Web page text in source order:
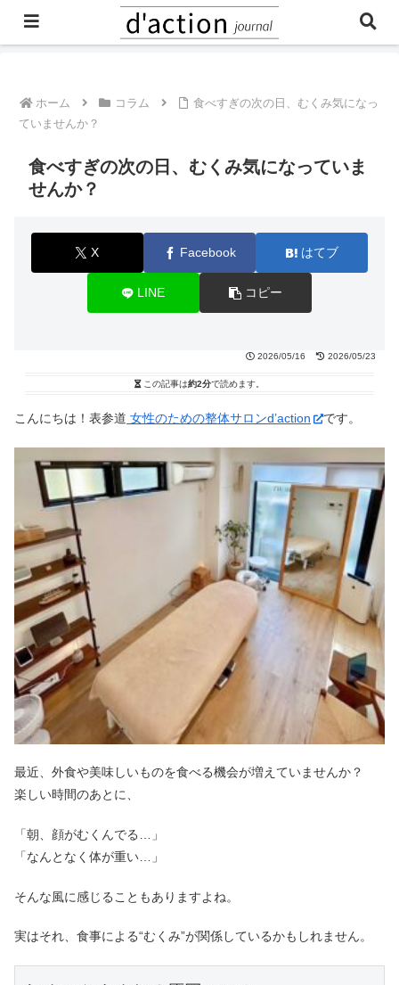
ご予約・お問合せはこちら
ホーム コラム
食べすぎの次の日、むくみ気になっ
ていませんか？
食べすぎの次の日、むくみ気になっていま
せんか？
X Facebook はてブ
LINE コピー
2026/05/16 2026/05/23
この記事は約2分で読めます。
こんにちは！表参道 女性のための整体サロンd’action です。
最近、外食や美味しいものを食べる機会が増えていませんか？
楽しい時間のあとに、
「朝、顔がむくんでる…」
「なんとなく体が重い…」
そんな風に感じることもありますよね。
実はそれ、食事による“むくみ”が関係しているかもしれません。